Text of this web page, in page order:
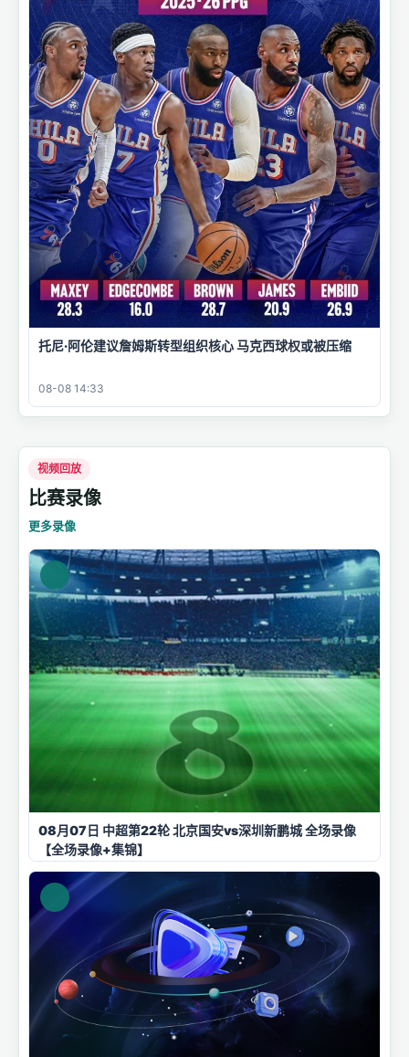
托尼·阿伦建议詹姆斯转型组织核心 马克西球权或被压缩
08-08 14:33
视频回放
比赛录像
更多录像
08月07日 中超第22轮 北京国安vs深圳新鹏城 全场录像
【全场录像+集锦】